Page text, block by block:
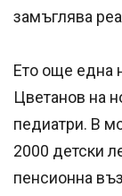
замъглява
Ето още една
Цветанов на
педиатри. В
2000 детски
пенсионна